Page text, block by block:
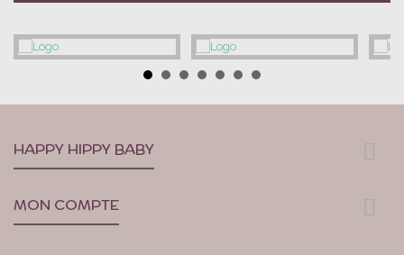
HAPPY HIPPY BABY
MON COMPTE